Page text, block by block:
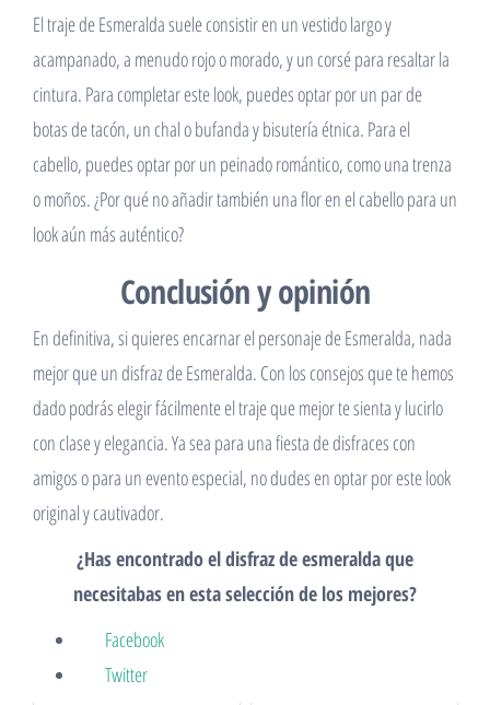
El traje de Esmeralda suele consistir en un vestido largo y
acampanado, a menudo rojo o morado, y un corsé para resaltar la
cintura. Para completar este look, puedes optar por un par de
botas de tacón, un chal o bufanda y bisutería étnica. Para el
cabello, puedes optar por un peinado romántico, como una trenza
o moños. ¿Por qué no añadir también una flor en el cabello para un
look aún más auténtico?
Conclusión y opinión
En definitiva, si quieres encarnar el personaje de Esmeralda, nada
mejor que un disfraz de Esmeralda. Con los consejos que te hemos
dado podrás elegir fácilmente el traje que mejor te sienta y lucirlo
con clase y elegancia. Ya sea para una fiesta de disfraces con
amigos o para un evento especial, no dudes en optar por este look
original y cautivador.
¿Has encontrado el disfraz de esmeralda que
necesitabas en esta selección de los mejores?
Facebook
Twitter